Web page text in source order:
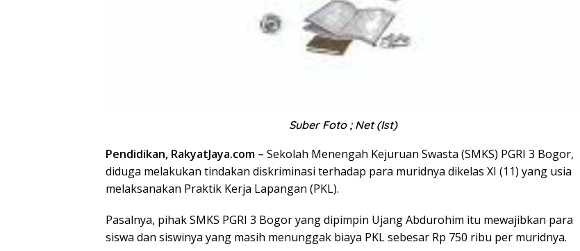
Suber Foto ; Net (Ist)
Pendidikan, RakyatJaya.com – Sekolah Menengah Kejuruan Swasta (SMKS) PGRI 3 Bogor,
diduga melakukan tindakan diskriminasi terhadap para muridnya dikelas XI (11) yang usia
melaksanakan Praktik Kerja Lapangan (PKL).
Pasalnya, pihak SMKS PGRI 3 Bogor yang dipimpin Ujang Abdurohim itu mewajibkan para
siswa dan siswinya yang masih menunggak biaya PKL sebesar Rp 750 ribu per muridnya.